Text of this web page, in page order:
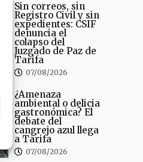
Sin correos, sin
Registro Civil y sin
expedientes: CSIF
denuncia el
colapso del
Juzgado de Paz de
Tarifa
07/08/2026
¿Amenaza
ambiental o delicia
gastronómica? El
debate del
cangrejo azul llega
a Tarifa
07/08/2026